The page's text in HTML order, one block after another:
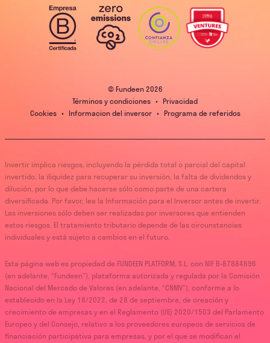
© Fundeen 2026
Términos y condiciones • Privacidad
Cookies • Informacion del inversor • Programa de referidos
Invertir implica riesgos, incluyendo la pérdida total o parcial del capital
invertido, la iliquidez para recuperar su inversión, la falta de dividendos y
dilución, por lo que debe hacerse sólo como parte de una cartera
diversificada. Por favor, lea la Información para el Inversor antes de invertir.
Las inversiones sólo deben ser realizadas por inversores que entienden
estos riesgos. El tratamiento tributario depende de las circunstancias
individuales y está sujeto a cambios en el futuro.
Esta página web es propiedad de FUNDEEN PLATFORM, S.L. con NIF B-87884896
(en adelante, “Fundeen”), plataforma autorizada y regulada por la Comisión
Nacional del Mercado de Valores (en adelante, “CNMV”), conforme a lo
establecido en la Ley 18/2022, de 28 de septiembre, de creación y
crecimiento de empresas y en el Reglamento (UE) 2020/1503 del Parlamento
Europeo y del Consejo, relativo a los proveedores europeos de servicios de
financiación participativa para empresas, y por el que se modifican el